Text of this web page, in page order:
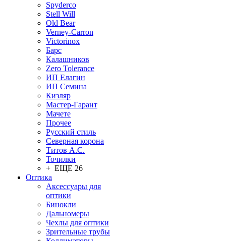
Spyderco
Stell Will
Old Bear
Verney-Carron
Victorinox
Барс
Калашников
Zero Tolerance
ИП Елагин
ИП Семина
Кизляр
Мастер-Гарант
Мачете
Прочее
Русский стиль
Северная корона
Титов А.С.
Точилки
+ ЕЩЕ 26
Оптика
Аксессуары для
оптики
Бинокли
Дальномеры
Чехлы для оптики
Зрительные трубы